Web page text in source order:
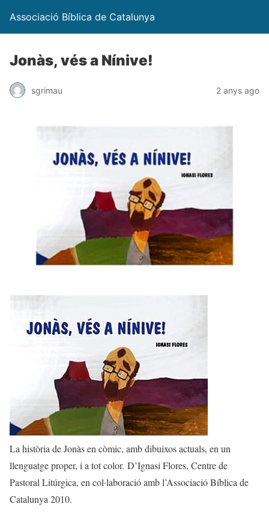
Associació Bíblica de Catalunya
Jonàs, vés a Nínive!
sgrimau 2 anys ago
La història de Jonàs en còmic, amb dibuixos actuals, en un
llenguatge proper, i a tot color. D’Ignasi Flores, Centre de
Pastoral Litúrgica, en col·laboració amb l’Associació Bíblica de
Catalunya 2010.